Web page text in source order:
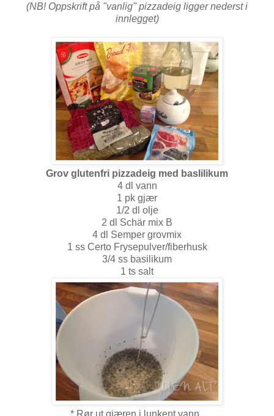
(NB! Oppskrift på "vanlig" pizzadeig ligger nederst i
innlegget)
Grov glutenfri pizzadeig med baslilikum
4 dl vann
1 pk gjær
1/2 dl olje
2 dl Schär mix B
4 dl Semper grovmix
1 ss Certo Frysepulver/fiberhusk
3/4 ss basilikum
1 ts salt
* Rør ut gjæren i lunkent vann.